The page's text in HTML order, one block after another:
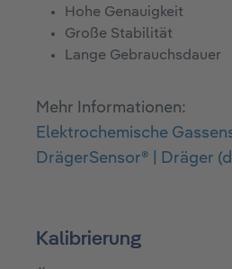
Hohe Genauigkeit
Große Stabilität
Lange Gebrauchsdauer
Mehr Informationen:
Elektrochemische
DrägerSensor® | Dräger
Kalibrierung